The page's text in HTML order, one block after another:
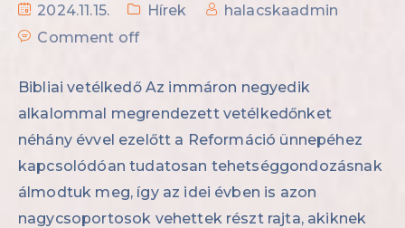
2024.11.15. Hírek
halacskaadmin
Comment off
Bibliai vetélkedő Az immáron negyedik
alkalommal megrendezett vetélkedőnket
néhány évvel ezelőtt a Reformáció ünnepéhez
kapcsolódóan tudatosan tehetséggondozásnak
álmodtuk meg, így az idei évben is azon
nagycsoportosok vehettek részt rajta, akiknek